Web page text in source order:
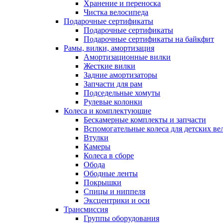
Хранение и переноска
Чистка велосипеда
Подарочные сертификаты
Подарочные сертификаты
Подарочные сертификаты на байкфит
Рамы, вилки, амортизация
Амортизационные вилки
Жесткие вилки
Задние амортизаторы
Запчасти для рам
Подседельные хомуты
Рулевые колонки
Колеса и комплектующие
Бескамерные комплекты и запчасти
Вспомогательные колеса для детских
Втулки
Камеры
Колеса в сборе
Обода
Ободные ленты
Покрышки
Спицы и ниппеля
Эксцентрики и оси
Трансмиссия
Группы оборудования